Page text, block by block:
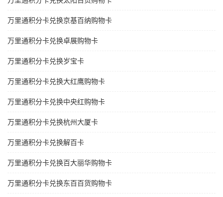
万里通积分卡兑换京基百纳购物卡
万里通积分卡兑换卓展购物卡
万里通积分卡兑换岁宝卡
万里通积分卡兑换大红鹰购物卡
万里通积分卡兑换中央红购物卡
万里通积分卡兑换杭州大厦卡
万里通积分卡兑换解百卡
万里通积分卡兑换百大丽华购物卡
万里通积分卡兑换东百百货购物卡